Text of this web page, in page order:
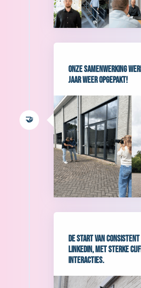
Onze samenwerking
jaar weer opgepakt!
🤝
De start van consistent
LinkedIn, met sterke
interacties.